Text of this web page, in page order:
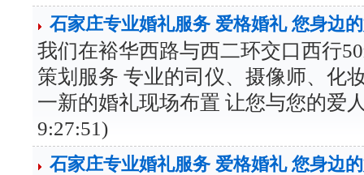
石家庄专业婚礼服务 爱格婚礼 您身边
我们在裕华西路与西二环交口西行
策划服务 专业的司仪、摄像师、化
一新的婚礼现场布置 让您与您的爱
9:27:51)
石家庄专业婚礼服务 爱格婚礼 您身边